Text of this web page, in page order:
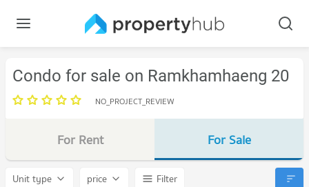
Condo for sale on Ramkhamhaeng 20
NO_PROJECT_REVIEW
For Rent For Sale
Unit type price
Filter